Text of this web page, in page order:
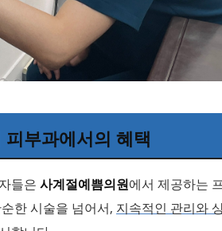
피부과에서의 혜택
들은 사계절예쁨의원에서 제공하는
한 시술을 넘어서, 지속적인 관리와